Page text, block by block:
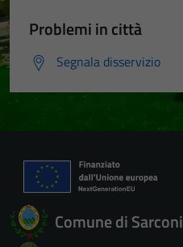
Problemi in città
Segnala disservizio
Comune di Sarconi